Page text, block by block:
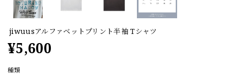
jiwuusアルファベットプリント半袖 Tシャツ
¥5,600
種類